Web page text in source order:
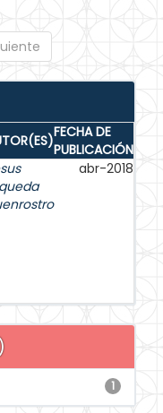
FECHA DE
PUBLICACIÓN
abr-2018
1